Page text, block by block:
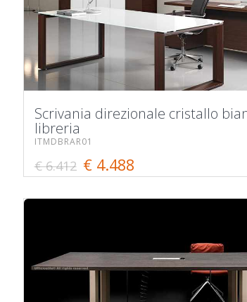
Scrivania direzionale cristallo
libreria
ITMDBRAR01
€ 6.412 € 4.488